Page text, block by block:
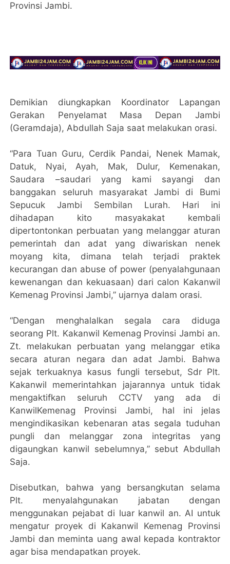
Provinsi Jambi.
Demikian diungkapkan Koordinator Lapangan
Gerakan Penyelamat Masa Depan Jambi
(Geramdaja), Abdullah Saja saat melakukan orasi.
“Para Tuan Guru, Cerdik Pandai, Nenek Mamak,
Datuk, Nyai, Ayah, Mak, Dulur, Kemenakan,
Saudara –saudari yang kami sayangi dan
banggakan seluruh masyarakat Jambi di Bumi
Sepucuk Jambi Sembilan Lurah. Hari ini
dihadapan kito masyakakat kembali
dipertontonkan perbuatan yang melanggar aturan
pemerintah dan adat yang diwariskan nenek
moyang kita, dimana telah terjadi praktek
kecurangan dan abuse of power (penyalahgunaan
kewenangan dan kekuasaan) dari calon Kakanwil
Kemenag Provinsi Jambi,” ujarnya dalam orasi.
“Dengan menghalalkan segala cara diduga
seorang Plt. Kakanwil Kemenag Provinsi Jambi an.
Zt. melakukan perbuatan yang melanggar etika
secara aturan negara dan adat Jambi. Bahwa
sejak terkuaknya kasus fungli tersebut, Sdr Plt.
Kakanwil memerintahkan jajarannya untuk tidak
mengaktifkan seluruh CCTV yang ada di
KanwilKemenag Provinsi Jambi, hal ini jelas
mengindikasikan kebenaran atas segala tuduhan
pungli dan melanggar zona integritas yang
digaungkan kanwil sebelumnya,” sebut Abdullah
Saja.
Disebutkan, bahwa yang bersangkutan selama
Plt. menyalahgunakan jabatan dengan
menggunakan pejabat di luar kanwil an. AI untuk
mengatur proyek di Kakanwil Kemenag Provinsi
Jambi dan meminta uang awal kepada kontraktor
agar bisa mendapatkan proyek.